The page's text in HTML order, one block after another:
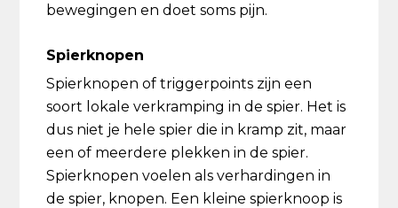
bewegingen en doet soms pijn.
Spierknopen
Spierknopen of triggerpoints zijn een
soort lokale verkramping in de spier. Het is
dus niet je hele spier die in kramp zit, maar
een of meerdere plekken in de spier.
Spierknopen voelen als verhardingen in
de spier, knopen. Een kleine spierknoop is